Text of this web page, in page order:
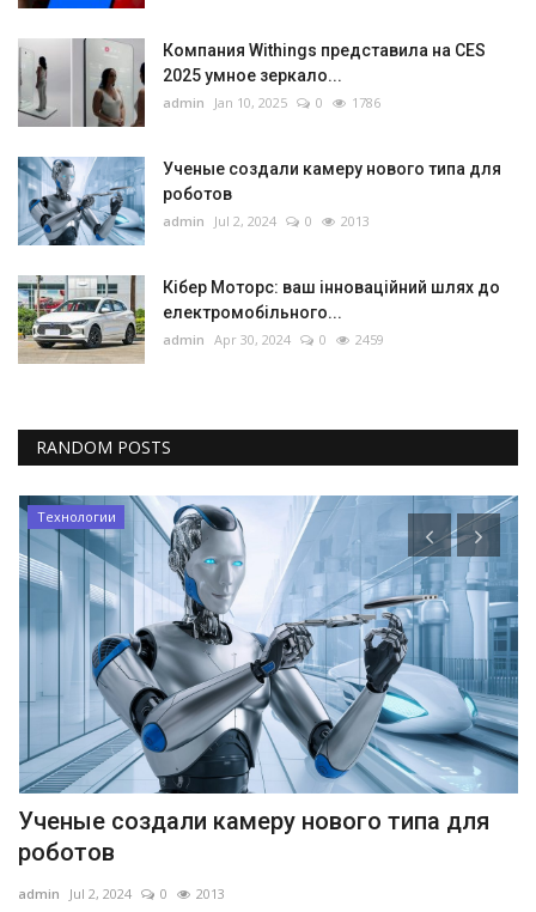
Компания Withings представила на CES
2025 умное зеркало...
admin Jan 10, 2025 0 1786
Ученые создали камеру нового типа для
роботов
admin Jul 2, 2024 0 2013
Кібер Моторс: ваш інноваційний шлях до
електромобільного...
admin Apr 30, 2024 0 2459
RANDOM POSTS
Технологии
Ученые создали камеру нового типа для
роботов
admin Jul 2, 2024 0 2013